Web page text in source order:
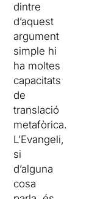
dintre
d’aquest
argument
simple hi
ha moltes
capacitats
de
translació
metafòrica.
L’Evangeli,
si
d’alguna
cosa